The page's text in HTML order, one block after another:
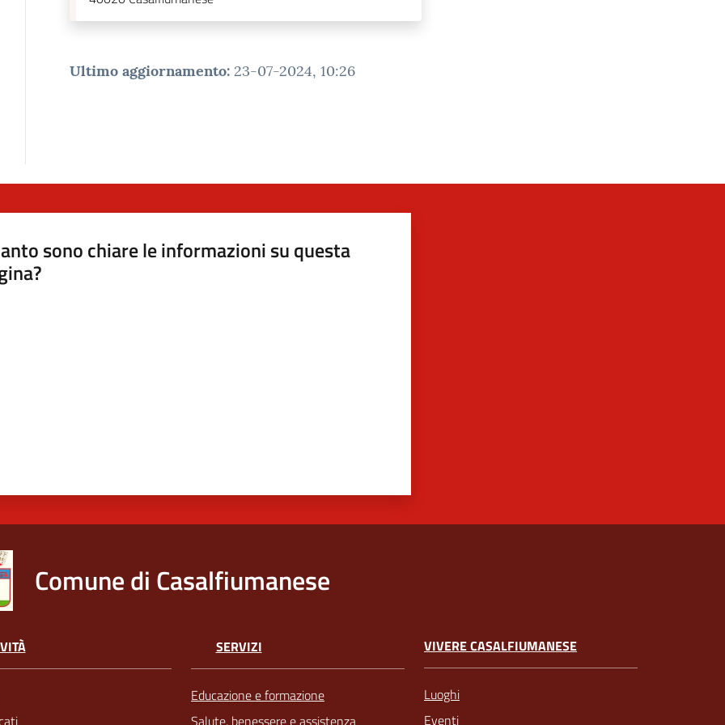
Ultimo aggiornamento: 23-07-2024, 10:26
sono chiare le informazioni su questa
Comune di Casalfiumanese
SERVIZI
Educazione e formazione
Salute, benessere e assistenza
VIVERE CASALFIUMANESE
Luoghi
Eventi